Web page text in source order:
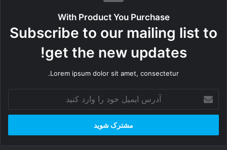
With Product You Purchase
Subscribe to our mailing list to
get the new updates!
Lorem ipsum dolor sit amet, consectetur.
ر
ا